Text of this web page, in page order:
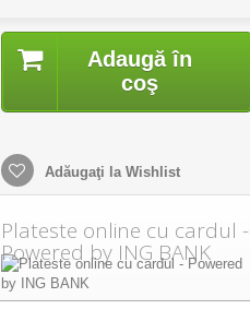
Adaugă în
coş
Adăugaţi la Wishlist
Plateste online cu cardul -
Powered by ING BANK